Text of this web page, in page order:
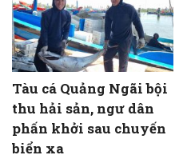
Tàu cá Quảng Ngãi bội
thu hải sản, ngư dân
phấn khởi sau chuyến
biển xa